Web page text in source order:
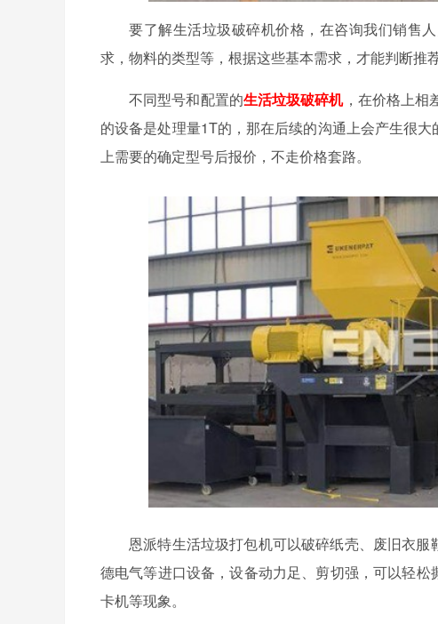
要了解生活垃圾破碎机价格，在咨询我们销售
求，物料的类型等，根据这些基本需求，才能判断推
不同型号和配置的生活垃圾破碎机，在价格上相
的设备是处理量1T的，那在后续的沟通上会产生很
上需要的确定型号后报价，不走价格套路。
恩派特生活垃圾打包机可以破碎纸壳、废旧衣
德电气等进口设备，设备动力足、剪切强，可以轻
卡机等现象。